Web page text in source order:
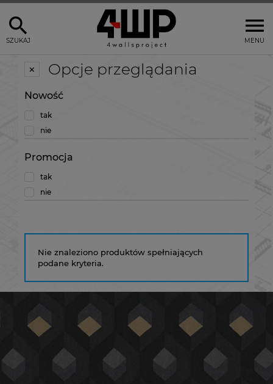
MENU
SZUKAJ
Opcje przeglądania
Nowość
tak
nie
Promocja
tak
nie
Nie znaleziono produktów spełniających
podane kryteria.